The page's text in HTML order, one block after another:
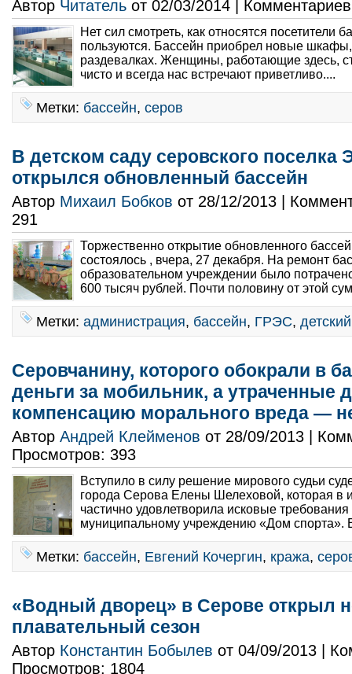
Автор Читатель от 02/03/2014 |
Нет сил смотреть, как относятся посетители
пользуются. Бассейн приобрел новые шкафы,
раздевалках. Женщины, работающие здесь,
чисто и всегда нас встречают приветливо....
Метки: бассейн, серов
В детском саду серовского поселка
открылся обновленный бассейн
Автор Михаил Бобков от 28/12/2013 |
291
Торжественно открытие обновленного
состоялось , вчера, 27 декабря. На ремонт
образовательном учреждении было
600 тысяч рублей. Почти половину от этой
Метки: администрация, бассейн, ГРЭС,
Серовчанину, которого обокрали в
деньги за мобильник, а утраченные
компенсацию морального вреда —
Автор Андрей Клейменов от 28/09/2013 |
Просмотров: 393
Вступило в силу решение мирового судьи
города Серова Елены Шелеховой, которая в
частично удовлетворила исковые
муниципальному учреждению «Дом спорта».
Метки: бассейн, Евгений Кочергин, кража,
«Водный дворец» в Серове открыл
плавательный сезон
Автор Константин Бобылев от 04/09/2013 |
Просмотров: 1804